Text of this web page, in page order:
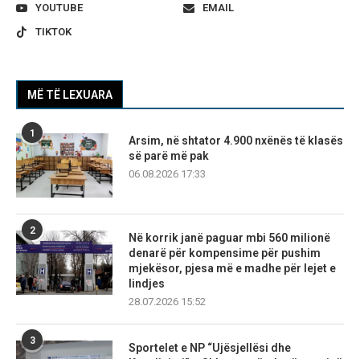
YOUTUBE
EMAIL
TIKTOK
MË TË LEXUARA
1
Arsim, në shtator 4.900 nxënës të klasës
së parë më pak
06.08.2026 17:33
2
Në korrik janë paguar mbi 560 milionë
denarë për kompensime për pushim
mjekësor, pjesa më e madhe për lejet e
lindjes
28.07.2026 15:52
3
Sportelet e NP “Ujësjellësi dhe